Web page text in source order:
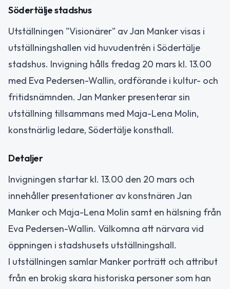
Södertälje stadshus
Utställningen "Visionärer" av Jan Manker visas i
utställningshallen vid huvudentrén i Södertälje
stadshus. Invigning hålls fredag 20 mars kl. 13.00
med Eva Pedersen-Wallin, ordförande i kultur- och
fritidsnämnden. Jan Manker presenterar sin
utställning tillsammans med Maja-Lena Molin,
konstnärlig ledare, Södertälje konsthall.
Detaljer
Invigningen startar kl. 13.00 den 20 mars och
innehåller presentationer av konstnären Jan
Manker och Maja-Lena Molin samt en hälsning från
Eva Pedersen-Wallin. Välkomna att närvara vid
öppningen i stadshusets utställningshall.
I utställningen samlar Manker porträtt och attribut
från en brokig skara historiska personer som han